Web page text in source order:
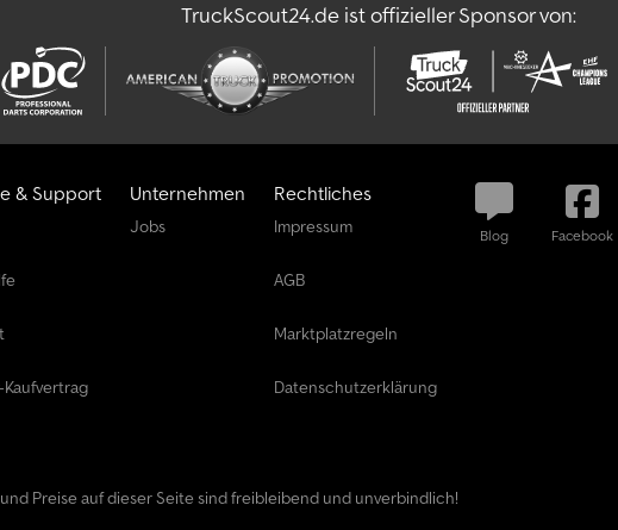
TruckScout24.de ist offizieller Sponsor von:
& Support
Kaufvertrag
Unternehmen
Jobs
Rechtliches
Impressum
AGB
Marktplatzregeln
Datenschutzerklärung
Blog Facebook
Preise auf dieser Seite sind freibleibend und unverbindlich!